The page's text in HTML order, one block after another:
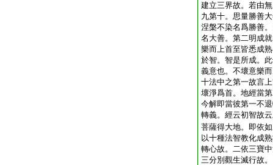
建立三界故。若由
九第十。思量勝善
涅槃不染名爲勝善
名大善。第二明成
樂而上首至皆悉成
於智。智是所成。
義意也。不壞意樂
十法中之第一故言
壞淨爲首。地經當
今解即當彼第一不
轉義。經云初智故
菩薩得大地。即依
以十種法智教化成
轉心故。二依三寶
三分別觀生滅行故